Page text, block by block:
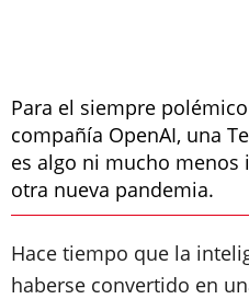
Para el siempre
compañía OpenAI, una
es algo ni mucho
otra nueva pandemia.
Hace tiempo que la
haberse convertido en